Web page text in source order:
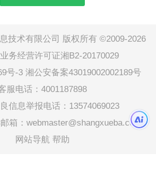
技术有限公司 版权所有 ©2009-2026
务经营许可证湘B2-20170029
号-3 湘公安备案43019002002189号
服电话：4001187898
信息举报电话：13574069023
箱：webmaster@shangxueba.com
网站导航 帮助